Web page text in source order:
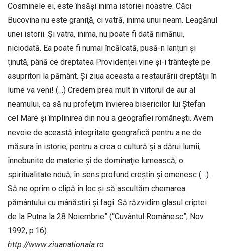
Cosminele ei, este însăşi inima istoriei noastre. Căci
Bucovina nu este graniţă, ci vatră, inima unui neam. Leagănul
unei istorii. Şi vatra, inima, nu poate fi dată nimănui,
niciodată. Ea poate fi numai încălcată, pusă-n lanţuri şi
ţinută, până ce dreptatea Providenţei vine şi-i trânteşte pe
asupritori la pământ. Şi ziua aceasta a restaurării dreptăţii în
lume va veni! (…) Credem prea mult în viitorul de aur al
neamului, ca să nu profeţim învierea bisericilor lui Ştefan
cel Mare şi împlinirea din nou a geografiei româneşti. Avem
nevoie de această integritate geografică pentru a ne de
măsura în istorie, pentru a crea o cultură şi a dărui lumii,
înnebunite de materie şi de dominaţie lumească, o
spiritualitate nouă, în sens profund creştin şi omenesc (…).
Să ne oprim o clipă în loc şi să ascultăm chemarea
pământului cu mânăstiri şi fagi. Să răzvidim glasul criptei
de la Putna la 28 Noiembrie” (“Cuvântul Românesc”, Nov.
1992, p.16).
http://www.ziuanationala.ro